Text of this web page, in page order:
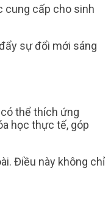
cung cấp cho sinh
sự đổi mới sáng
thể thích ứng
học thực tế, góp
Điều này không chỉ